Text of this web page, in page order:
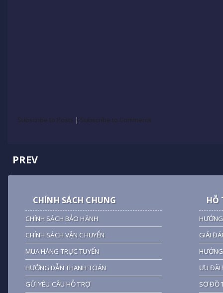
Subscribe to Posts | Subscribe to Comments
PREV
CHÍNH SÁCH CHUNG
CHÍNH SÁCH BẢO HÀNH
CHÍNH SÁCH VẬN CHUYỂN
MUA HÀNG TRỰC TUYẾN
HƯỚNG DẪN THANH TOÁN
GỬI YÊU CẦU HỖ TRỢ
HỖ
GIẢI
ƯU ĐÃI
SƠ ĐỒ